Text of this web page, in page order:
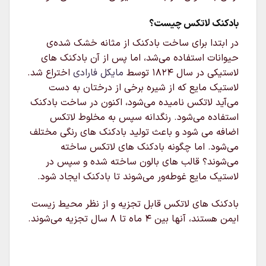
بادکنک لاتکس چیست؟
در ابتدا برای ساخت بادکنک از مثانه خشک شده‌ی
حیوانات استفاده می‌شد، اما پس از آن بادکنک های
لاستیکی در سال ۱۸۲۴ توسط
مایکل فارادی اختراع شد.
لاستیک مایع که از شیره برخی از درختان به دست
می‌آید لاتکس نامیده می‌شود، اکنون در ساخت بادکنک
استفاده می‌شود. رنگدانه سپس به مخلوط لاتکس
اضافه می شود و باعث تولید بادکنک های رنگی مختلف
می‌شود. اما چگونه بادکنک های لاتکس ساخته
می‌شوند؟ قالب های بالون ساخته شده و سپس در
لاستیک مایع غوطه‌ور می‌شوند تا بادکنک ایجاد شود.
بادکنک های لاتکس قابل تجزیه و از نظر محیط زیست
ایمن هستند، آنها بین ۴ ماه تا ۸ سال تجزیه می‌شوند.